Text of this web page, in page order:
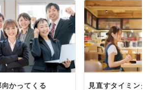
かってくる 見直すタイミン